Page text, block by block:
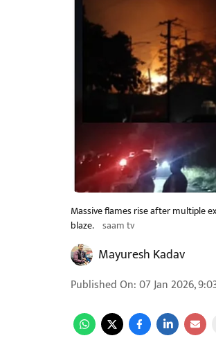
Massive flames rise after multiple
blaze. saam tv
Mayuresh Kadav
Published On:07 Jan 2026,